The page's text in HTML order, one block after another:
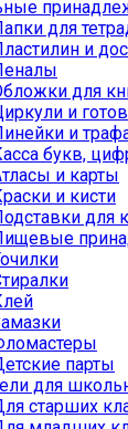
для
и
для
и
и
букв,
и карты
и кисти
для
парты
для
старших